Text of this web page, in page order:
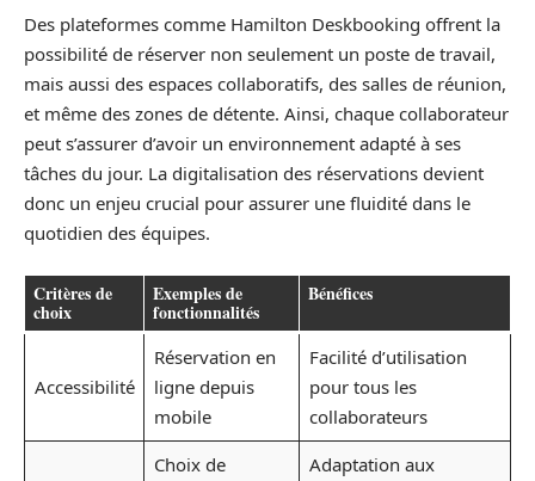
Des plateformes comme Hamilton Deskbooking offrent la
possibilité de réserver non seulement un poste de travail,
mais aussi des espaces collaboratifs, des salles de réunion,
et même des zones de détente. Ainsi, chaque collaborateur
peut s’assurer d’avoir un environnement adapté à ses
tâches du jour. La digitalisation des réservations devient
donc un enjeu crucial pour assurer une fluidité dans le
quotidien des équipes.
Critères de
choix
Exemples de
fonctionnalités
Bénéfices
Accessibilité
Réservation en
ligne depuis
mobile
Facilité d’utilisation
pour tous les
collaborateurs
Choix de
Adaptation aux